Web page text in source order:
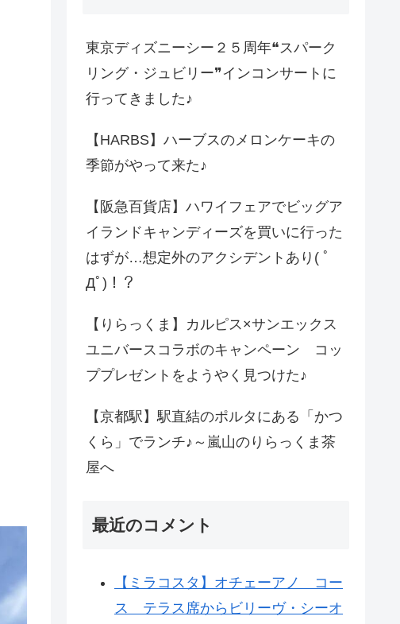
東京ディズニーシー２５周年❝スパーク
リング・ジュビリー❞インコンサートに
行ってきました♪
【HARBS】ハーブスのメロンケーキの
季節がやって来た♪
【阪急百貨店】ハワイフェアでビッグア
イランドキャンディーズを買いに行った
はずが…想定外のアクシデントあり( ﾟ
Дﾟ)！？
【りらっくま】カルピス×サンエックス
ユニバースコラボのキャンペーン コッ
ププレゼントをようやく見つけた♪
【京都駅】駅直結のポルタにある「かつ
くら」でランチ♪～嵐山のりらっくま茶
屋へ
最近のコメント
【ミラコスタ】オチェーアノ コー
ス テラス席からビリーヴ・シーオ